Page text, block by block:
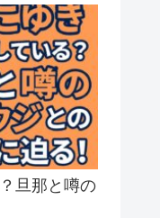
旦那と噂の